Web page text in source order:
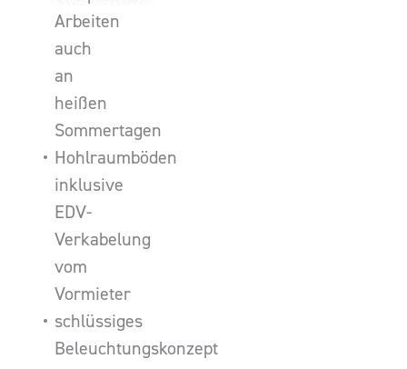
Arbeiten
auch
an
heißen
Sommertagen
Hohlraumböden
inklusive
EDV-
Verkabelung
vom
Vormieter
schlüssiges
Beleuchtungskonzept